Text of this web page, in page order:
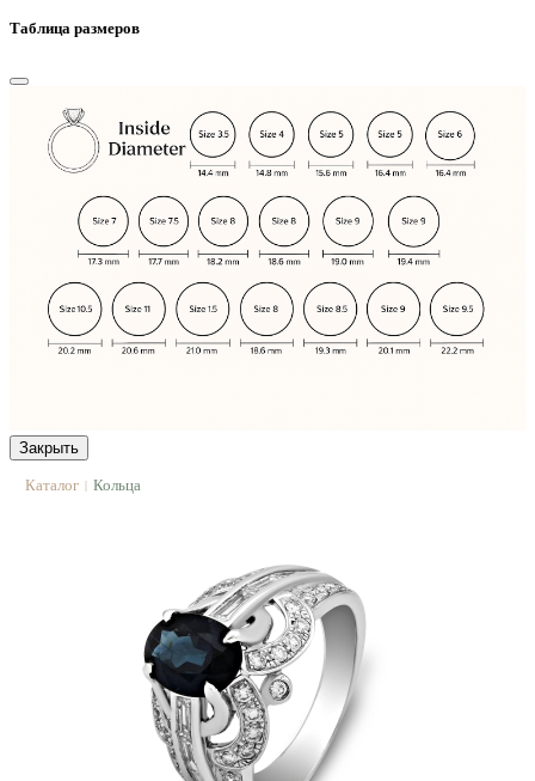
Таблица размеров
Закрыть
Каталог | Кольца